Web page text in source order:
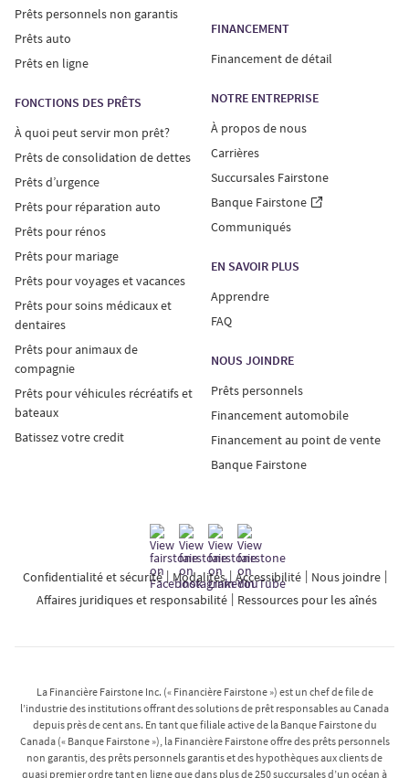
Prêts personnels non garantis
Prêts auto
Prêts en ligne
FONCTIONS DES PRÊTS
À quoi peut servir mon prêt?
Prêts de consolidation de dettes
Prêts d’urgence
Prêts pour réparation auto
Prêts pour rénos
Prêts pour mariage
Prêts pour voyages et vacances
Prêts pour soins médicaux et
dentaires
Prêts pour animaux de
compagnie
Prêts pour véhicules récréatifs et
bateaux
Batissez votre credit
FINANCEMENT
Financement de détail
NOTRE ENTREPRISE
À propos de nous
Carrières
Succursales Fairstone
Banque Fairstone
Communiqués
EN SAVOIR PLUS
Apprendre
FAQ
NOUS JOINDRE
Prêts personnels
Financement automobile
Financement au point de vente
Banque Fairstone
Confidentialité et sécurité Modalités Accessibilité
Nous joindre
Affaires juridiques et responsabilité
Ressources pour les aînés
La Financière Fairstone Inc. (« Financière Fairstone ») est un chef de file de
l’industrie des institutions offrant des solutions de prêt responsables au Canada
depuis près de cent ans. En tant que filiale active de la Banque Fairstone du
Canada (« Banque Fairstone »), la Financière Fairstone offre des prêts personnels
non garantis, des prêts personnels garantis et des hypothèques aux clients de
quasi premier ordre tant en ligne que dans plus de 250 succursales d’un océan à